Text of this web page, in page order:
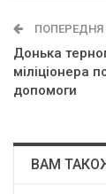
ПОПЕРЕДНЯ
Донька
міліціонера
допомоги
ВАМ